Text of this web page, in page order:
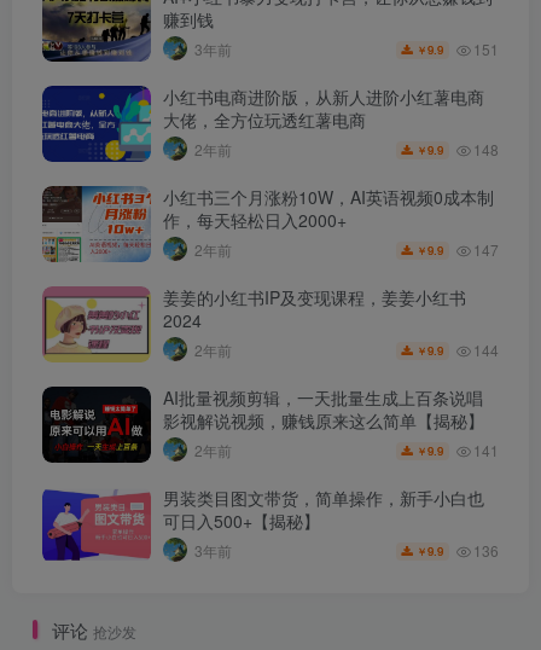
赚到钱
3年前 ￥9.9 151
小红书电商进阶版，从新人进阶小红薯电商
大佬，全方位玩透红薯电商
2年前 ￥9.9 148
小红书三个月涨粉10W，AI英语视频0成本制
作，每天轻松日入2000+
2年前 ￥9.9 147
姜姜的小红书IP及变现课程，姜姜小红书
2024
2年前 ￥9.9 144
AI批量视频剪辑，一天批量生成上百条说唱
影视解说视频，赚钱原来这么简单【揭秘】
2年前 ￥9.9 141
男装类目图文带货，简单操作，新手小白也
可日入500+【揭秘】
3年前 ￥9.9 136
评论 抢沙发